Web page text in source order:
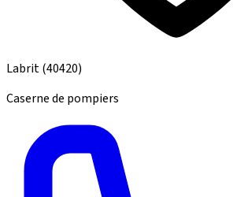
Labrit(40420)
Caserne de pompiers